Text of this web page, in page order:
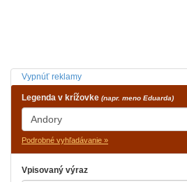
Vypnúť reklamy
Legenda v krížovke (napr. meno Eduarda)
Podrobné vyhľadávanie »
Vpisovaný výraz